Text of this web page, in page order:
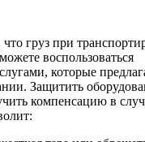
груз при
воспользоваться
которые
Защитить
компенсацию в